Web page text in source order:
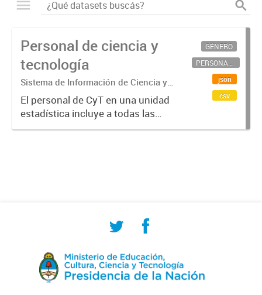
Personal de ciencia y
tecnología
Sistema de Información de Ciencia y
Tecnología Argentino (SICYTAR)
El personal de CyT en una unidad
estadística incluye a todas las
personas involucradas
GÉNERO
PERSONAL CIENTÍFICO-TECNOLÓGICO
json
csv